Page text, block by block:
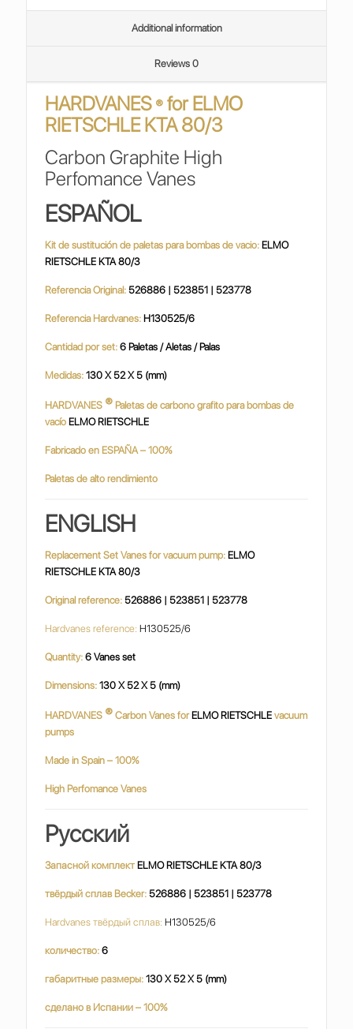
PUMPS
Additional information
Reviews 0
HARDVANES ® for ELMO
RIETSCHLE KTA 80/3
Carbon Graphite High
Perfomance Vanes
ESPAÑOL
Kit de sustitución de paletas para bombas de vacio: ELMO
RIETSCHLE KTA 80/3
Referencia Original:526886 | 523851 | 523778
Referencia Hardvanes: H130525/6
Cantidad por set: 6 Paletas / Aletas / Palas
Medidas:130 X 52 X 5 (mm)
HARDVANES ® Paletas de carbono grafito para bombas de
vacío ELMO RIETSCHLE
Fabricado en ESPAÑA – 100%
Paletas de alto rendimiento
ENGLISH
Replacement Set Vanes for vacuum pump: ELMO
RIETSCHLE KTA 80/3
Original reference:526886 | 523851 | 523778
Hardvanes reference: H130525/6
Quantity: 6 Vanes set
Dimensions:130 X 52 X 5 (mm)
HARDVANES ® Carbon Vanes for ELMO RIETSCHLE vacuum
pumps
Made in Spain – 100%
High Perfomance Vanes
Русский
Запасной комплект ELMO RIETSCHLE KTA 80/3
твёрдый сплав Becker:526886 | 523851 | 523778
Hardvanes твёрдый сплав:H130525/6
количество:6
габаритные размеры:130 X 52 X 5 (mm)
сделано в Испании – 100%